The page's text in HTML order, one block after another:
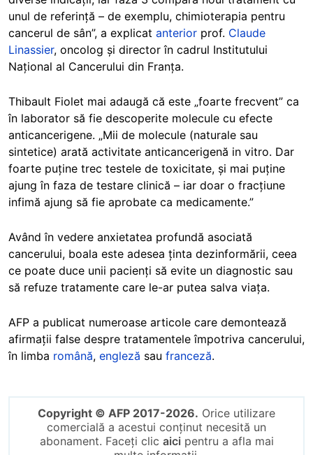
unul de referință – de exemplu, chimioterapia pentru
cancerul de sân”, a explicat anterior prof. Claude
Linassier, oncolog și director în cadrul Institutului
Național al Cancerului din Franța.
Thibault Fiolet mai adaugă că este „foarte frecvent” ca
în laborator să fie descoperite molecule cu efecte
anticancerigene. „Mii de molecule (naturale sau
sintetice) arată activitate anticancerigenă in vitro. Dar
foarte puține trec testele de toxicitate, și mai puține
ajung în faza de testare clinică – iar doar o fracțiune
infimă ajung să fie aprobate ca medicamente.”
Având în vedere anxietatea profundă asociată
cancerului, boala este adesea ținta dezinformării, ceea
ce poate duce unii pacienți să evite un diagnostic sau
să refuze tratamente care le-ar putea salva viața.
AFP a publicat numeroase articole care demontează
afirmații false despre tratamentele împotriva cancerului,
în limba română, engleză sau franceză.
Copyright © AFP 2017-2026. Orice utilizare
comercială a acestui conținut necesită un
abonament. Faceți clic aici pentru a afla mai